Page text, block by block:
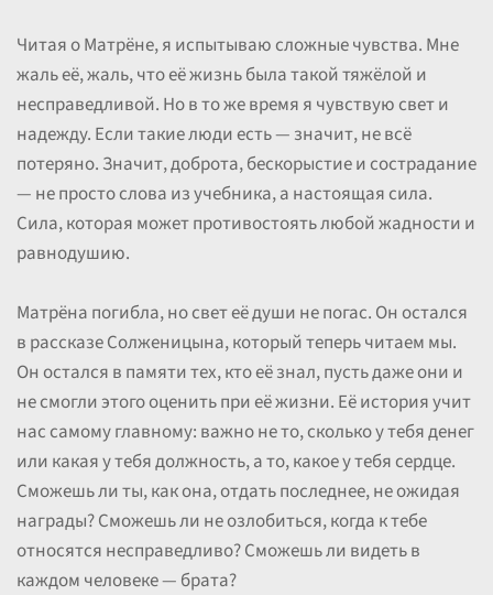
Читая о Матрёне, я испытываю сложные чувства. Мне
жаль её, жаль, что её жизнь была такой тяжёлой и
несправедливой. Но в то же время я чувствую свет и
надежду. Если такие люди есть — значит, не всё
потеряно. Значит, доброта, бескорыстие и сострадание
— не просто слова из учебника, а настоящая сила.
Сила, которая может противостоять любой жадности и
равнодушию.
Матрёна погибла, но свет её души не погас. Он остался
в рассказе Солженицына, который теперь читаем мы.
Он остался в памяти тех, кто её знал, пусть даже они и
не смогли этого оценить при её жизни. Её история учит
нас самому главному: важно не то, сколько у тебя денег
или какая у тебя должность, а то, какое у тебя сердце.
Сможешь ли ты, как она, отдать последнее, не ожидая
награды? Сможешь ли не озлобиться, когда к тебе
относятся несправедливо? Сможешь ли видеть в
каждом человеке — брата?